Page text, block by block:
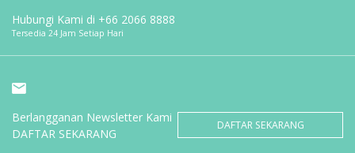
Hubungi Kami di +66 2066 8888
Tersedia 24 Jam Setiap Hari
Berlangganan Newsletter Kami
DAFTAR SEKARANG
DAFTAR SEKARANG